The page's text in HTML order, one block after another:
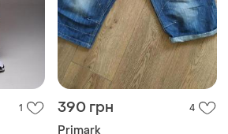
1 2600 грн 0
Джинсові шорти